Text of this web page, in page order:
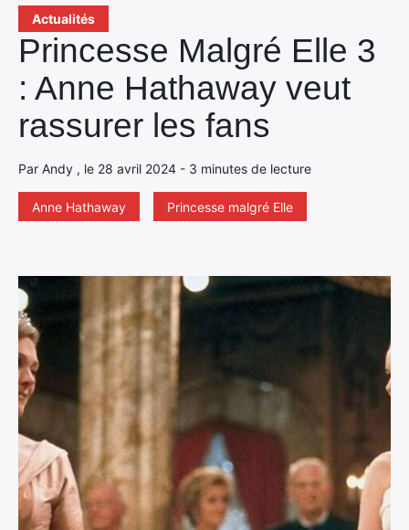
Actualités
Princesse Malgré Elle 3
: Anne Hathaway veut
rassurer les fans
Par Andy , le 28 avril 2024 - 3 minutes de lecture
Anne Hathaway Princesse malgré Elle